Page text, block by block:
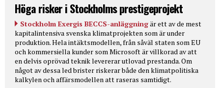
Höga risker i Stockholms prestigeprojekt
Stockholm Exergis BECCS-anläggningär ett av de mest
kapitalintensiva svenska klimatprojekten som är under
produktion. Hela intäktsmodellen, från såväl staten som EU
och kommersiella kunder som Microsoft är villkorad av att
en delvis oprövad teknik levererar utlovad prestanda. Om
något av dessa led brister riskerar både den klimatpolitiska
kalkylen och affärsmodellen att raseras samtidigt.